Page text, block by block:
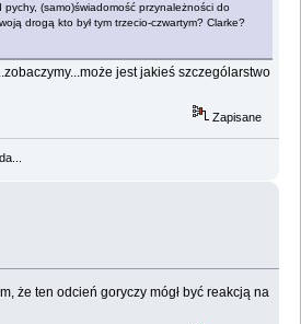
pychy, (samo)świadomość przynależności do
drogą kto był tym trzecio-czwartym? Clarke?
jest jakieś szczególarstwo
Zapisane
że ten odcień goryczy mógł być reakcją na